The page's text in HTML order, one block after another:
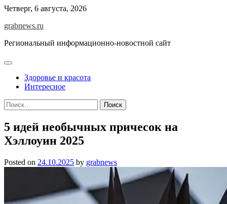
Skip
content
Четверг, 6 августа, 2026
grabnews.ru
Региональный информационно-новостной сайт
Здоровье и красота
Интересное
Найти:
5 идей необычных причесок на
Хэллоуин 2025
Posted on 24.10.2025 by grabnews